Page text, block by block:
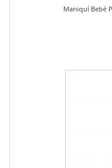
Maniquí Bebé